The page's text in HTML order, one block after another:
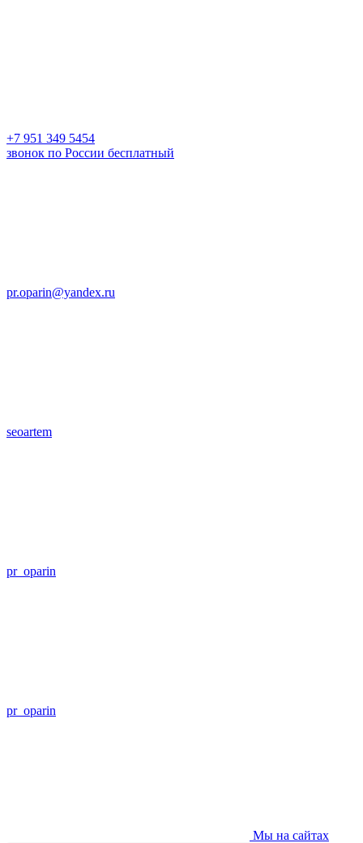
+7 951 349 5454
звонок по России бесплатный
pr.oparin@yandex.ru
seoartem
pr_oparin
pr_oparin
Мы на сайтах